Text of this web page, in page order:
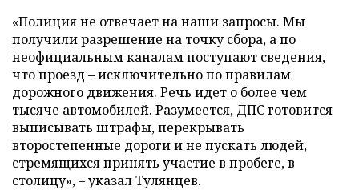
«Полиция не отвечает на наши запросы. Мы
получили разрешение на точку сбора, а по
неофициальным каналам поступают сведения,
что проезд – исключительно по правилам
дорожного движения. Речь идет о более чем
тысяче автомобилей. Разумеется, ДПС готовится
выписывать штрафы, перекрывать
второстепенные дороги и не пускать людей,
стремящихся принять участие в пробеге, в
столицу», – указал Тулянцев.